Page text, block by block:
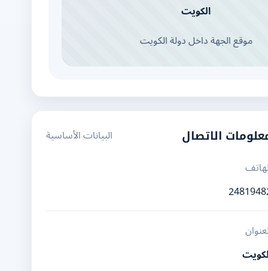
الكويت
موقع الجهة داخل دولة الكويت
الاتصال
البيانات الأساسية